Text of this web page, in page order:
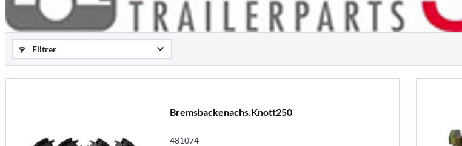
Filtrer
Bremsbackenachs.Knott250
481074